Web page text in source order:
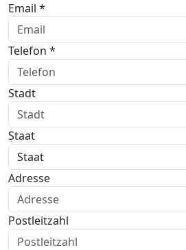
Email *
Telefon *
Stadt
Staat
Adresse
Postleitzahl